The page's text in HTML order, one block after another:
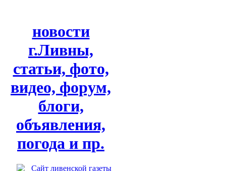
новости
г.Ливны,
статьи, фото,
видео, форум,
блоги,
объявления,
погода и пр.